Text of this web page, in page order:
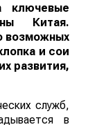
ключевые
Китая.
возможных
и сои
развития,
служб,
в